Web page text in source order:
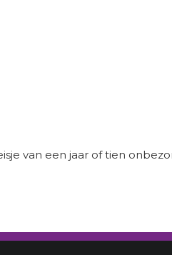
van een jaar of tien